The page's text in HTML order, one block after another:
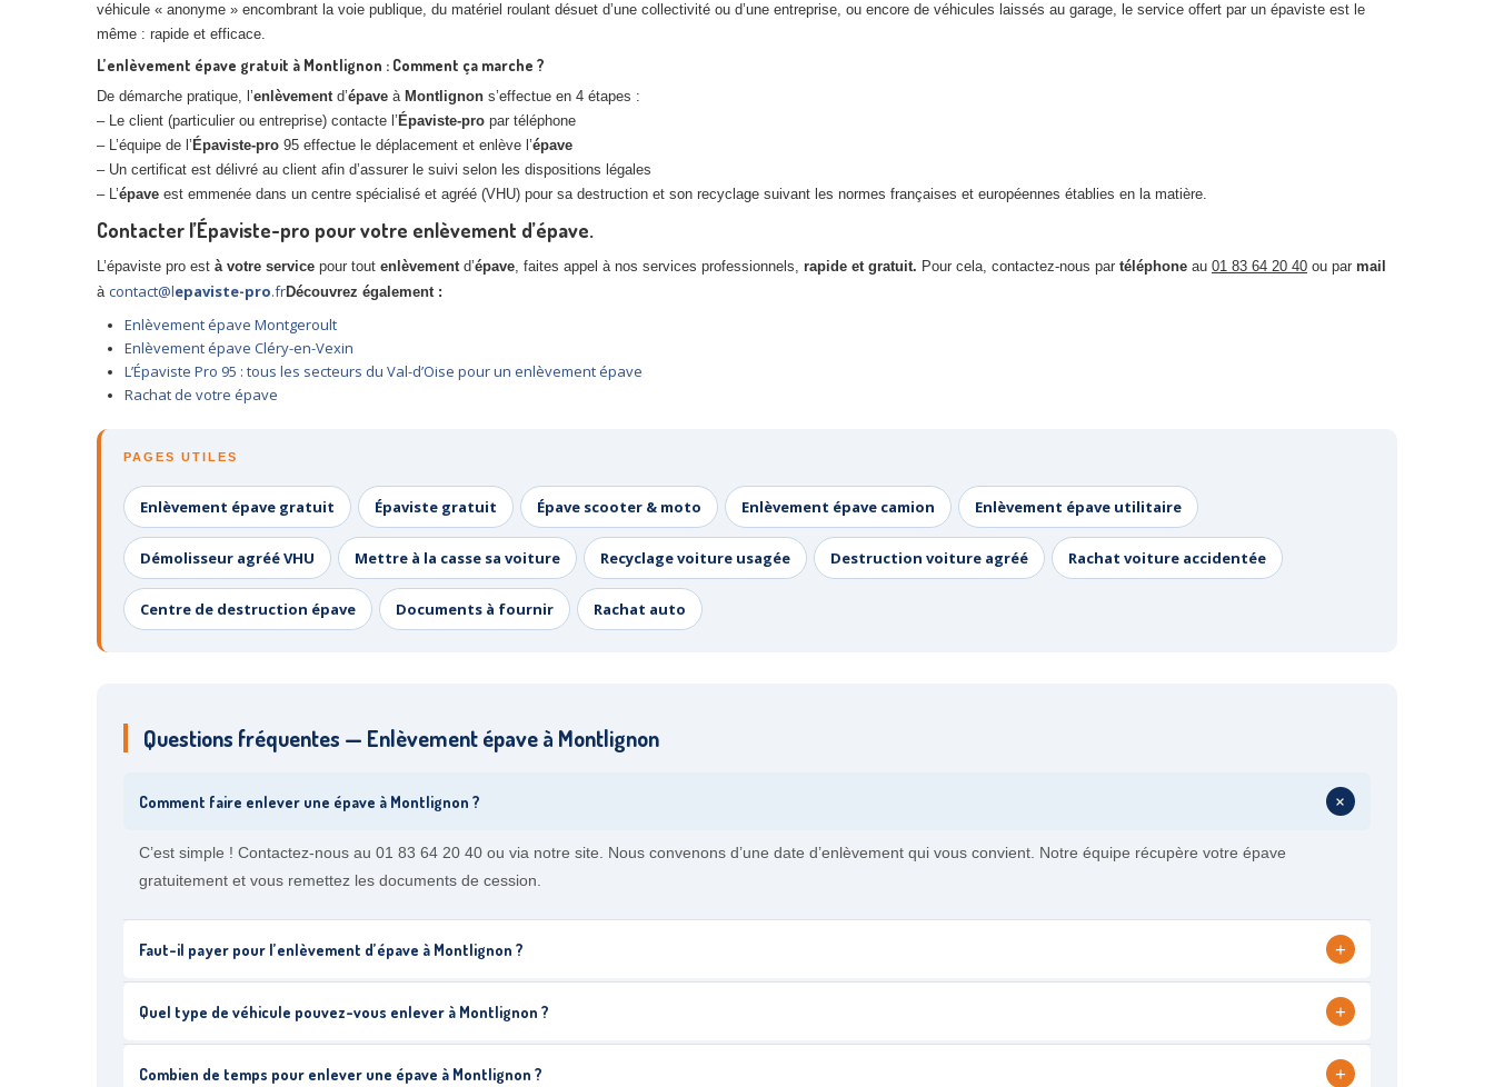
véhicule « anonyme » encombrant la voie publique, du matériel roulant désuet d’une collectivité ou d’une entreprise, ou encore de véhicules laissés au garage, le service offert par un épaviste est le
même : rapide et efficace.
L’enlèvement épave gratuit à Montlignon : Comment ça marche ?
De démarche pratique, l’enlèvementd’épave à Montlignon s’effectue en 4 étapes :
– Le client (particulier ou entreprise) contacte l’ Épaviste-pro par téléphone
– L’équipe de l’ Épaviste-pro 95 effectue le déplacement et enlève l’épave
– Un certificat est délivré au client afin d’assurer le suivi selon les dispositions légales
– L’épave est emmenée dans un centre spécialisé et agréé (VHU) pour sa destruction et son recyclage suivant les normes françaises et européennes établies en la matière.
Contacter l’Épaviste-pro pour votre enlèvement d’épave.
L’épaviste pro est à votre service pour tout enlèvementd’épave, faites appel à nos services professionnels, rapide et gratuit. Pour cela, contactez-nous par téléphone au 01 83 64 20 40 ou par mail
à contact@lepaviste-pro.frDécouvrez également :
Enlèvement épave Montgeroult
Enlèvement épave Cléry-en-Vexin
L’Épaviste Pro 95 : tous les secteurs du Val-d’Oise pour un enlèvement épave
Rachat de votre épave
PAGES UTILES
Enlèvement épave gratuit Épaviste gratuit Épave scooter & moto Enlèvement épave camion Enlèvement épave utilitaire
Démolisseur agréé VHU Mettre à la casse sa voiture Recyclage voiture usagée Destruction voiture agréé Rachat voiture accidentée
Centre de destruction épave Documents à fournir Rachat auto
Questions fréquentes — Enlèvement épave à Montlignon
Comment faire enlever une épave à Montlignon ? +
C’est simple ! Contactez-nous au 01 83 64 20 40 ou via notre site. Nous convenons d’une date d’enlèvement qui vous convient. Notre équipe récupère votre épave
gratuitement et vous remettez les documents de cession.
Faut-il payer pour l’enlèvement d’épave à Montlignon ? +
Quel type de véhicule pouvez-vous enlever à Montlignon ? +
Combien de temps pour enlever une épave à Montlignon ? +